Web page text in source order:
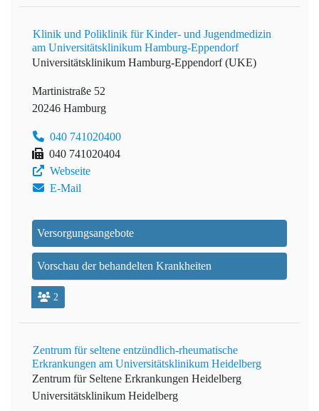
Klinik und Poliklinik für Kinder- und Jugendmedizin
am Universitätsklinikum Hamburg-Eppendorf
Universitätsklinikum Hamburg-Eppendorf (UKE)
Martinistraße 52
20246 Hamburg
040 741020400
040 741020404
Webseite
E-Mail
Versorgungsangebote
Vorschau der behandelten Krankheiten
2
Zentrum für seltene entzündlich-rheumatische
Erkrankungen am Universitätsklinikum Heidelberg
Zentrum für Seltene Erkrankungen Heidelberg
Universitätsklinikum Heidelberg